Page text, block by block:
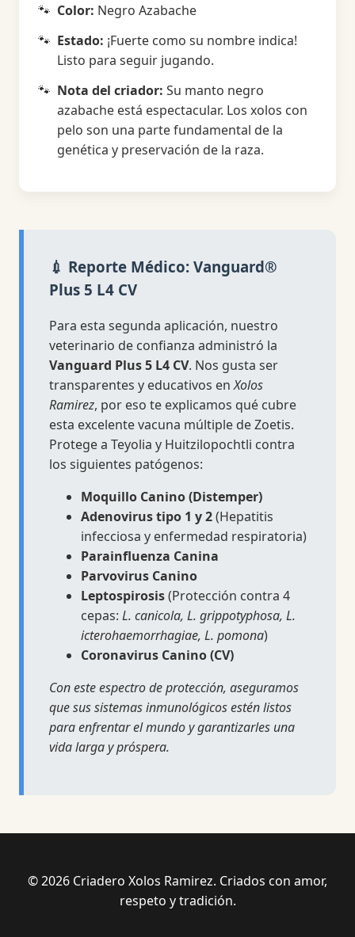
Color: Negro Azabache
Estado: ¡Fuerte como su nombre indica!
Listo para seguir jugando.
Nota del criador: Su manto negro
azabache está espectacular. Los xolos con
pelo son una parte fundamental de la
genética y preservación de la raza.
💉 Reporte Médico: Vanguard®
Plus 5 L4 CV
Para esta segunda aplicación, nuestro
veterinario de confianza administró la
Vanguard Plus 5 L4 CV. Nos gusta ser
transparentes y educativos enXolos
Ramirez, por eso te explicamos qué cubre
esta excelente vacuna múltiple de Zoetis.
Protege a Teyolia y Huitzilopochtli contra
los siguientes patógenos:
Moquillo Canino (Distemper)
Adenovirus tipo 1 y 2(Hepatitis
infecciosa y enfermedad respiratoria)
Parainfluenza Canina
Parvovirus Canino
Leptospirosis(Protección contra 4
cepas: L. canicola, L. grippotyphosa, L.
icterohaemorrhagiae, L. pomona)
Coronavirus Canino (CV)
Con este espectro de protección, aseguramos
que sus sistemas inmunológicos estén listos
para enfrentar el mundo y garantizarles una
vida larga y próspera.
© 2026 Criadero Xolos Ramirez. Criados con amor,
respeto y tradición.